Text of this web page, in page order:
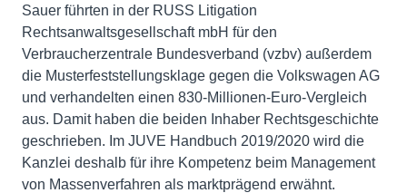
Sauer führten in der RUSS Litigation
Rechtsanwaltsgesellschaft mbH für den
Verbraucherzentrale Bundesverband (vzbv) außerdem
die Musterfeststellungsklage gegen die Volkswagen AG
und verhandelten einen 830-Millionen-Euro-Vergleich
aus. Damit haben die beiden Inhaber Rechtsgeschichte
geschrieben. Im JUVE Handbuch 2019/2020 wird die
Kanzlei deshalb für ihre Kompetenz beim Management
von Massenverfahren als marktprägend erwähnt.